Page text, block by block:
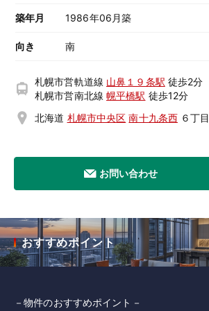
築年月 1986年06月築
向き 南
札幌市営軌道線 山鼻１９条駅 徒歩2分
札幌市営南北線 幌平橋駅 徒歩12分
北海道 札幌市中央区 南十九条西 ６丁目
お問い合わせ
おすすめポイント
－物件のおすすめポイント－